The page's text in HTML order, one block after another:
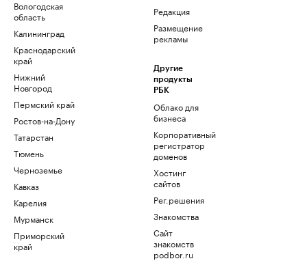
Вологодская
область
Калининград
Краснодарский
край
Нижний
Новгород
Пермский край
Ростов-на-Дону
Татарстан
Тюмень
Черноземье
Кавказ
Карелия
Мурманск
Приморский
край
Редакция
Размещение
рекламы
Другие
продукты
РБК
Облако для
бизнеса
Корпоративный
регистратор
доменов
Хостинг
сайтов
Рег.решения
Знакомства
Сайт
знакомств
podbor.ru